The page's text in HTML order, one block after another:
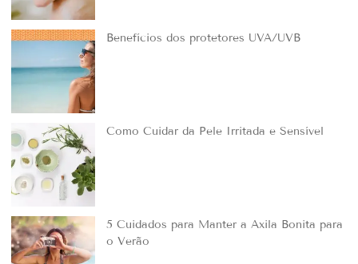
Benefícios dos protetores UVA/UVB
Como Cuidar da Pele Irritada e Sensível
5 Cuidados para Manter a Axila Bonita para
o Verão